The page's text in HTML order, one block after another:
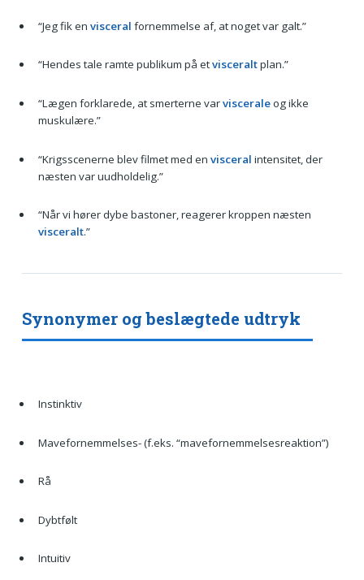
“Jeg fik en visceral fornemmelse af, at noget var galt.”
“Hendes tale ramte publikum på etvisceraltplan.”
“Lægen forklarede, at smerterne varvisceraleog ikke
muskulære.”
“Krigsscenerne blev filmet med en visceral intensitet, der
næsten var uudholdelig.”
“Når vi hører dybe bastoner, reagerer kroppen næsten
visceralt.”
Synonymer og beslægtede udtryk
Instinktiv
Mavefornemmelses- (f.eks. “mavefornemmelsesreaktion”)
Rå
Dybtfølt
Intuitiv